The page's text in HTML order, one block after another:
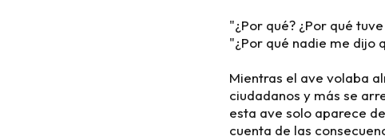
"¿Por qué? ¿Por qué
"¿Por qué nadie me dijo
Mientras el ave volaba
ciudadanos y más se
esta ave solo aparece
cuenta de las